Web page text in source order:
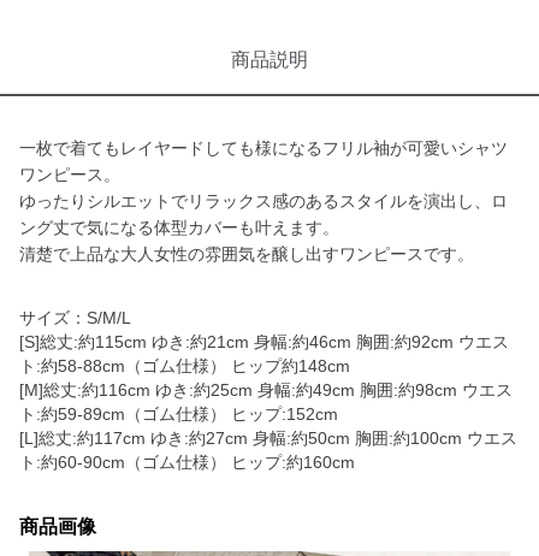
商品説明
一枚で着てもレイヤードしても様になるフリル袖が可愛いシャツ
ワンピース。
ゆったりシルエットでリラックス感のあるスタイルを演出し、ロ
ング丈で気になる体型カバーも叶えます。
清楚で上品な大人女性の雰囲気を醸し出すワンピースです。
サイズ：S/M/L
[S]総丈:約115cm ゆき:約21cm 身幅:約46cm 胸囲:約92cm ウエス
ト:約58-88cm（ゴム仕様） ヒップ約148cm
[M]総丈:約116cm ゆき:約25cm 身幅:約49cm 胸囲:約98cm ウエス
ト:約59-89cm（ゴム仕様） ヒップ:152cm
[L]総丈:約117cm ゆき:約27cm 身幅:約50cm 胸囲:約100cm ウエス
ト:約60-90cm（ゴム仕様） ヒップ:約160cm
商品画像